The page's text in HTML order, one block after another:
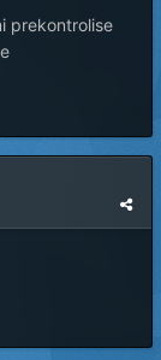
prekontrolise